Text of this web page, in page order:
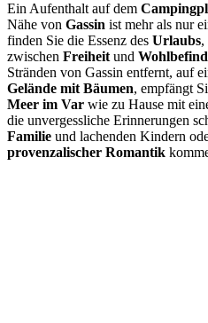
Ein Aufenthalt auf dem
Nähe von Gassin ist mehr als nur
finden Sie die Essenz des Urlaubs,
zwischen Freiheitund
Stränden von Gassin entfernt, auf
Gelände mit Bäumen, empfängt
Meer im Var wie zu Hause mit
die unvergessliche Erinnerungen
Familie und lachenden Kindern
provenzalischer Romantik